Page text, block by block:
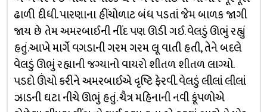
ઢાળી દીધી. પારણાના હીંચોળાટ બંધ પડતાં જેમ બાળક જાગી
જાય છે તેમ અમરબાઈની નીંદ પણ ઊડી ગઈ. વેલડું ઊભું રહ્યું
હતું.આખે માર્ગે વગડાની ગરમ ગરમ લૂ વાતી હતી, તેને બદલે
વેલડું ઊભું રહ્યાની જગ્યાનો વાયરો શીતળ શીતળ લાગ્યો.
પડદો ઊંચો કરીને અમરબાઈએ દૃષ્ટિ ફેરવી. વેલડું લીલાં લીલાં
ઝાડની ઘટા નીચે ઊભું હતું. ચૈત્ર મહિનાની નવી કૂંપળોએ